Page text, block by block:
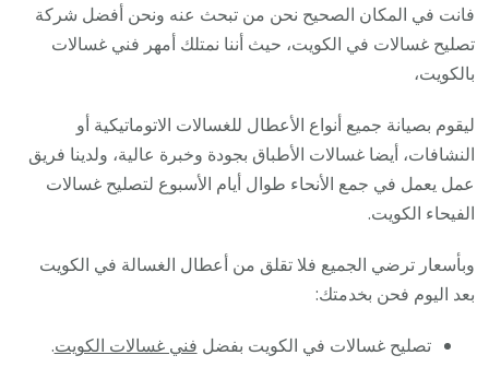
فانت في المكان الصحيح نحن من تبحث عنه ونحن أفضل شركة
تصليح غسالات في الكويت، حيث أننا نمتلك أمهر فني غسالات
بالكويت،
ليقوم بصيانة جميع أنواع الأعطال للغسالات الاتوماتيكية أو
النشافات، أيضا غسالات الأطباق بجودة وخبرة عالية، ولدينا فريق
عمل يعمل في جمع الأنحاء طوال أيام الأسبوع لتصليح غسالات
الفيحاء الكويت.
وبأسعار ترضي الجميع فلا تقلق من أعطال الغسالة في الكويت
بعد اليوم فحن بخدمتك:
تصليح غسالات في الكويت بفضل فني غسالات الكويت.